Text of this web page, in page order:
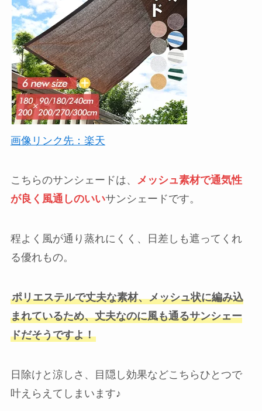
画像リンク先：楽天
こちらのサンシェードは、 メッシュ素材で通気性
が良く風通しのいいサンシェードです。
程よく風が通り蒸れにくく、日差しも遮ってくれ
る優れもの。
ポリエステルで丈夫な素材、メッシュ状に編み込
まれているため、丈夫なのに風も通るサンシェー
ドだそうですよ！
日除けと涼しさ、目隠し効果などこちらひとつで
叶えらえてしまいます♪